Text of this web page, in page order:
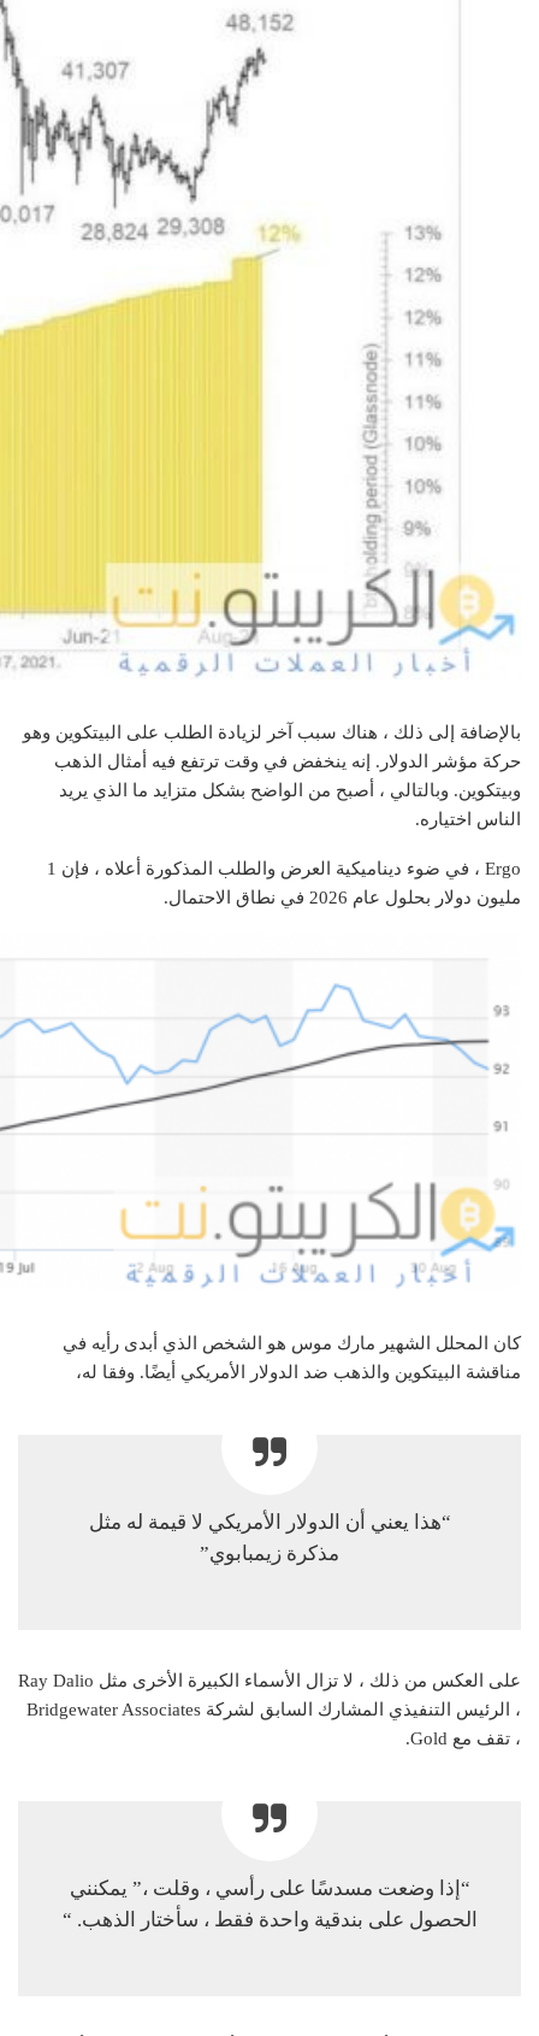
بالإضافة إلى ذلك ، هناك سبب آخر لزيادة الطلب على البيتكوين وهو
حركة مؤشر الدولار. إنه ينخفض ​​في وقت ترتفع فيه أمثال الذهب
وبيتكوين. وبالتالي ، أصبح من الواضح بشكل متزايد ما الذي يريد
الناس اختياره.
Ergo ، في ضوء ديناميكية العرض والطلب المذكورة أعلاه ، فإن 1
مليون دولار بحلول عام 2026 في نطاق الاحتمال.
كان المحلل الشهير مارك موس هو الشخص الذي أبدى رأيه في
مناقشة البيتكوين والذهب ضد الدولار الأمريكي أيضًا. وفقا له،
“هذا يعني أن الدولار الأمريكي لا قيمة له مثل
مذكرة زيمبابوي”
على العكس من ذلك ، لا تزال الأسماء الكبيرة الأخرى مثل Ray Dalio
، الرئيس التنفيذي المشارك السابق لشركة Bridgewater Associates
، تقف مع Gold.
“إذا وضعت مسدسًا على رأسي ، وقلت ،” يمكنني
الحصول على بندقية واحدة فقط ، سأختار الذهب. “